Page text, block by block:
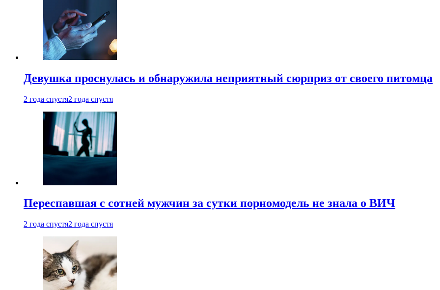
Девушка проснулась и обнаружила неприятный сюрприз от своего питомца
2 года спустя2 года спустя
Переспавшая с сотней мужчин за сутки порномодель не знала о ВИЧ
2 года спустя2 года спустя